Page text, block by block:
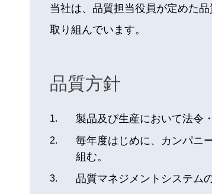
当社は、品質担当役員が定めた
取り組んでいます。
品質方針
1. 製品及び生産において法令
2.
毎年度はじめに、カンパニ
組む。
3. 品質マネジメントシステム